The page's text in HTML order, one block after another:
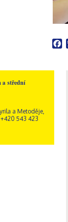
a střední
a Metoděje,
543 423